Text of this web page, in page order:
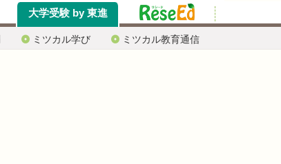
ミツカル学び ミツカル教育通信
大学受験 by 東進